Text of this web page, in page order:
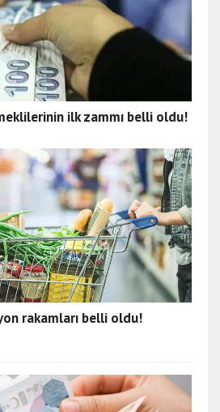
ilk zammı belli oldu!
rakamları belli oldu!